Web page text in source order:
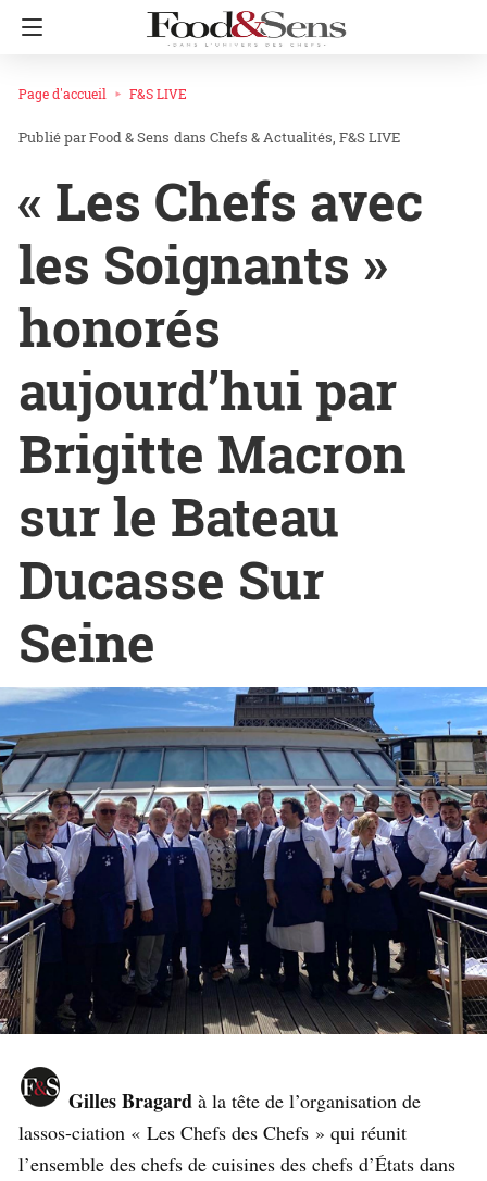
Page d'accueil F&S LIVE
Food & Sens dans Chefs & Actualités F&S LIVE
« Les Chefs avec
les Soignants »
honorés
aujourd’hui par
Brigitte Macron
sur le Bateau
Ducasse Sur
Seine
Gilles Bragard à la tête de l’organisation de
lassos-ciation « Les Chefs des Chefs » qui réunit
l’ensemble des chefs de cuisines des chefs d’États dans